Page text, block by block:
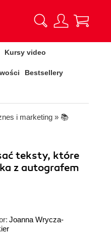
Kursy video
Bestsellery
i marketing » 📚
teksty, które
z autografem
Joanna Wrycza-